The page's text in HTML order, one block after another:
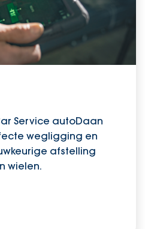
Service autoDaan
wegligging en
afstelling
wielen.